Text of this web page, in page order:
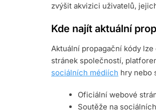
zvýšit akvizici uživatelů,
Kde najít aktuální
Aktuální propagační kódy
stránek společností,
sociálních médiích hry nebo
Oficiální webové
Soutěže na